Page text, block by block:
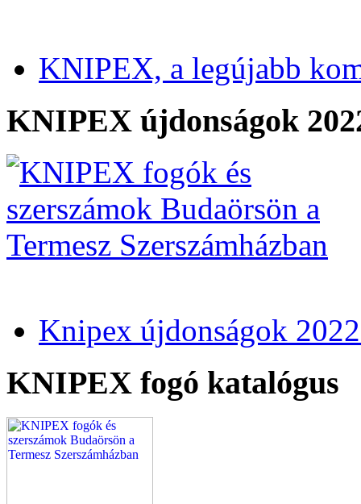
KNIPEX, a legújabb
KNIPEX újdonságok
Knipex újdonságok
KNIPEX fogó katalógus